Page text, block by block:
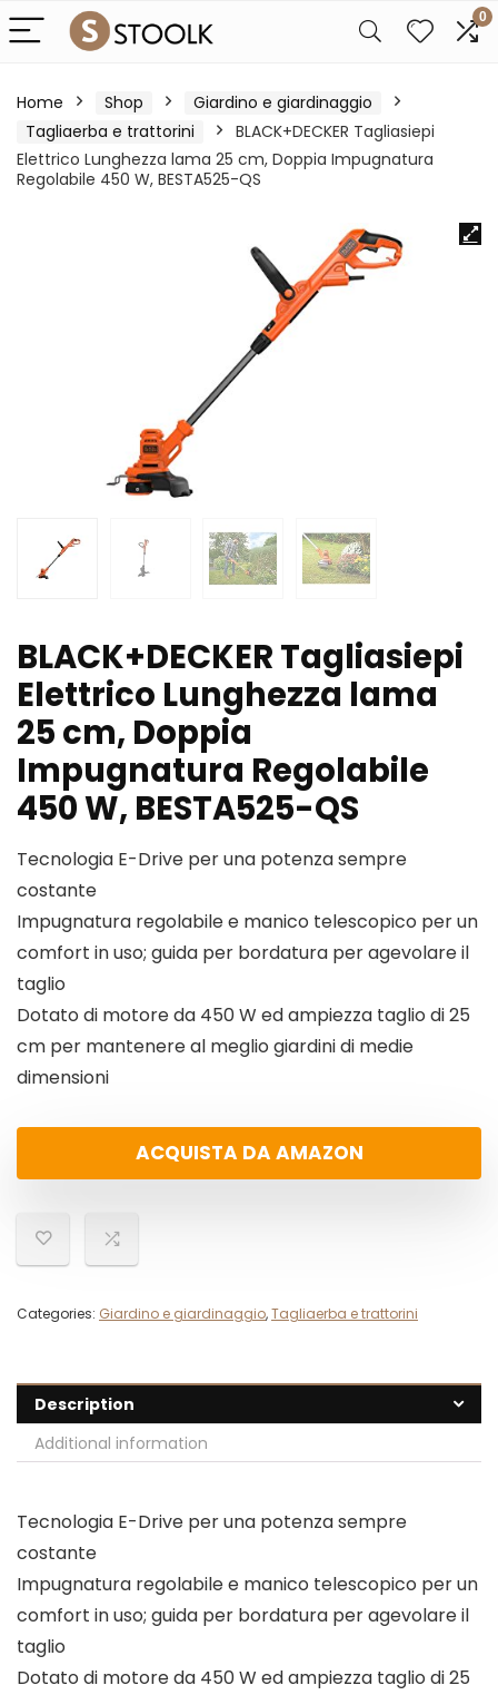
0
Home Shop
Giardino e giardinaggio
Tagliaerba e trattorini
BLACK+DECKER Tagliasiepi
Elettrico Lunghezza lama 25 cm, Doppia Impugnatura
Regolabile 450 W, BESTA525-QS
BLACK+DECKER Tagliasiepi
Elettrico Lunghezza lama
25 cm, Doppia
Impugnatura Regolabile
450 W, BESTA525-QS
Tecnologia E-Drive per una potenza sempre
costante
Impugnatura regolabile e manico telescopico per un
comfort in uso; guida per bordatura per agevolare il
taglio
Dotato di motore da 450 W ed ampiezza taglio di 25
cm per mantenere al meglio giardini di medie
dimensioni
ACQUISTA DA AMAZON
Categories: Giardino e giardinaggio,Tagliaerba e trattorini
Description
Additional information
Tecnologia E-Drive per una potenza sempre
costante
Impugnatura regolabile e manico telescopico per un
comfort in uso; guida per bordatura per agevolare il
taglio
Dotato di motore da 450 W ed ampiezza taglio di 25